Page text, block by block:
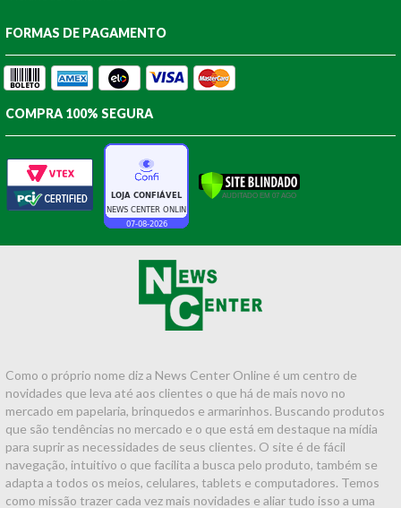
FORMAS DE PAGAMENTO
COMPRA 100% SEGURA
Como o próprio nome diz a News Center Online é um centro de
novidades que leva até aos clientes o que há de mais novo no
mercado em papelaria, brinquedos e armarinhos. Buscando produtos
que são tendências no mercado e o que está em destaque na mídia
para suprir as necessidades de seus clientes. O site é de fácil
navegação, intuitivo o que facilita a busca pelo produto, também se
adapta a todos os meios, celulares, tablets e computadores. Temos
como missão trazer cada vez mais novidades e aliar tudo isso a uma